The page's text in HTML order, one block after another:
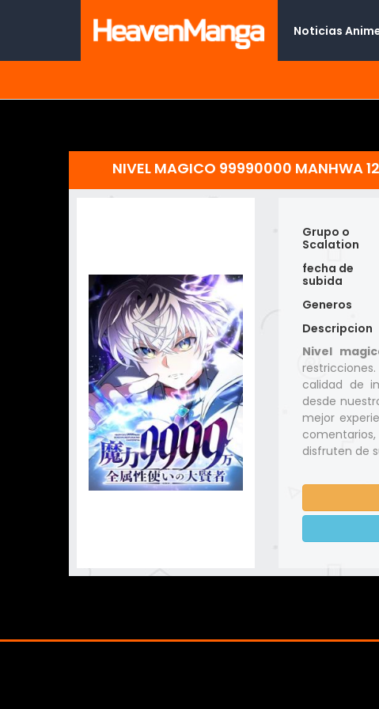
Noticias
NIVEL MAGICO 99990000 MANHWA
Grupo o
Scalation
fecha de
subida
Generos
Descripcion
Nivel
restricciones.
calidad de
desde
mejor
disfruten de